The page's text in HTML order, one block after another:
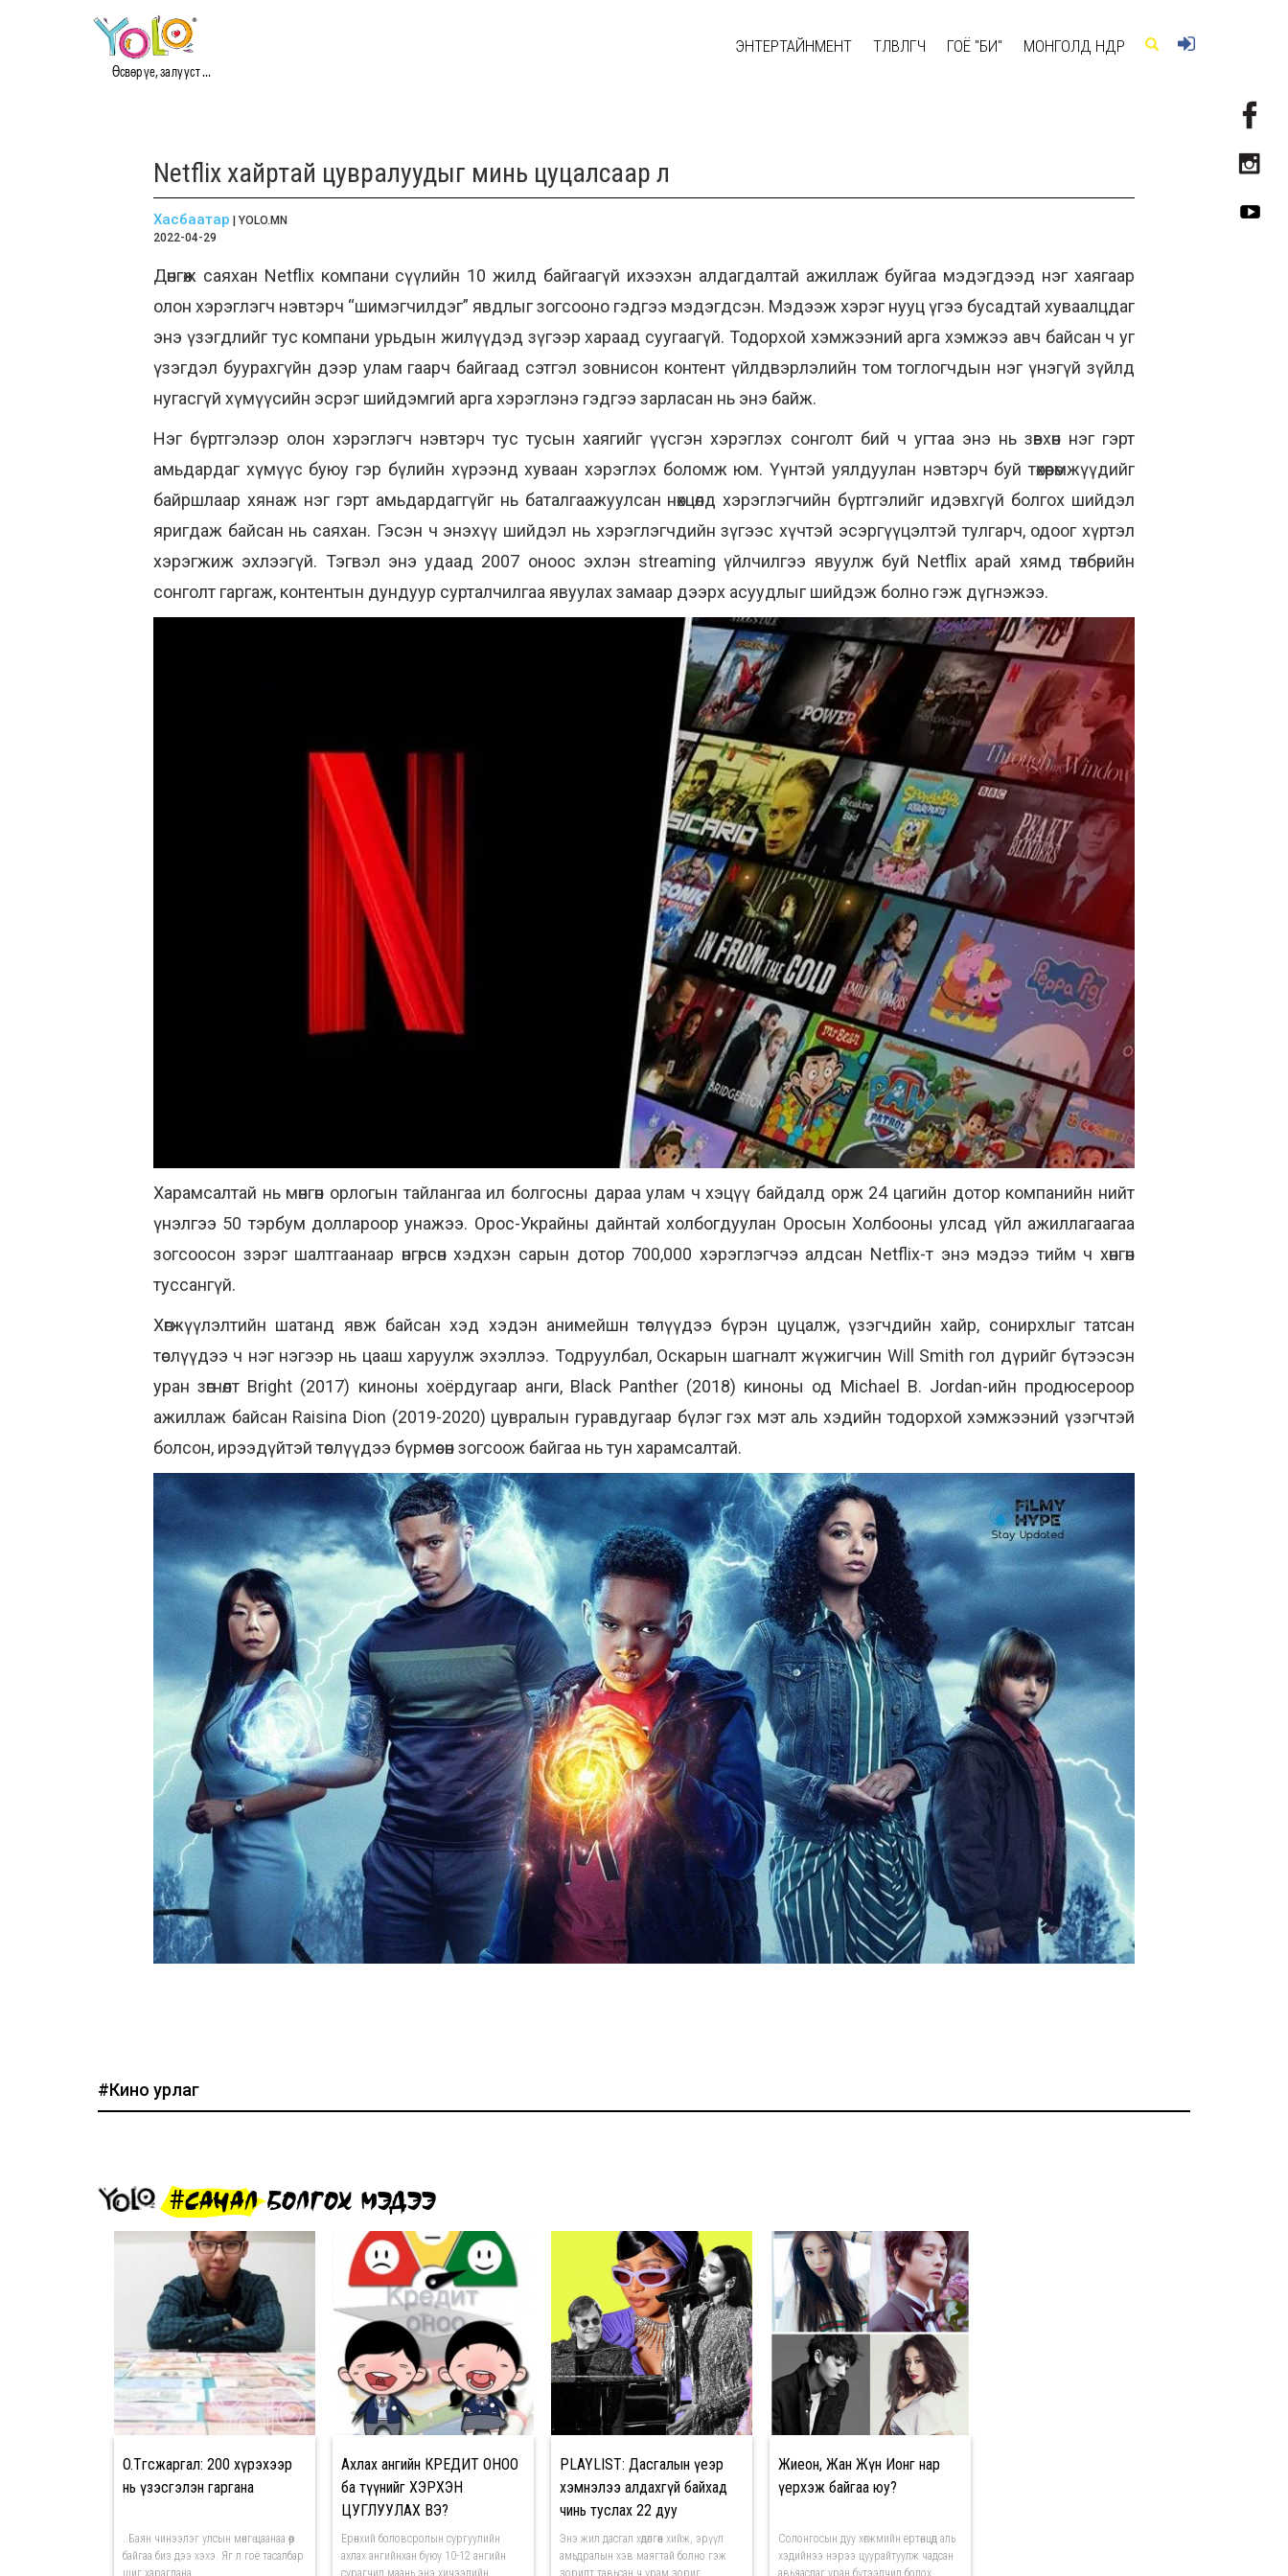
Өсвөр үе, залууст ...
ЭНТЕРТАЙНМЕНТ ТӨЛӨВЛӨГЧ ГОЁ "БИ" МОНГОЛД ӨНӨӨДӨР
Netflix хайртай цувралуудыг минь цуцалсаар л
Хасбаатар | YOLO.MN
2022-04-29
Дөнгөж саяхан Netflix компани сүүлийн 10 жилд байгаагүй ихээхэн алдагдалтай ажиллаж буйгаа мэдэгдээд нэг хаягаар
олон хэрэглэгч нэвтэрч “шимэгчилдэг” явдлыг зогсооно гэдгээ мэдэгдсэн. Мэдээж хэрэг нууц үгээ бусадтай хуваалцдаг
энэ үзэгдлийг тус компани урьдын жилүүдэд зүгээр хараад суугаагүй. Тодорхой хэмжээний арга хэмжээ авч байсан ч уг
үзэгдэл буурахгүйн дээр улам гаарч байгаад сэтгэл зовнисон контент үйлдвэрлэлийн том тоглогчдын нэг үнэгүй зүйлд
нугасгүй хүмүүсийн эсрэг шийдэмгий арга хэрэглэнэ гэдгээ зарласан нь энэ байж.
Нэг бүртгэлээр олон хэрэглэгч нэвтэрч тус тусын хаягийг үүсгэн хэрэглэх сонголт бий ч угтаа энэ нь зөвхөн нэг гэрт
амьдардаг хүмүүс буюу гэр бүлийн хүрээнд хуваан хэрэглэх боломж юм. Үүнтэй уялдуулан нэвтэрч буй төхөөрөмжүүдийг
байршлаар хянаж нэг гэрт амьдардаггүйг нь баталгаажуулсан нөхцөлд хэрэглэгчийн бүртгэлийг идэвхгүй болгох шийдэл
яригдаж байсан нь саяхан. Гэсэн ч энэхүү шийдэл нь хэрэглэгчдийн зүгээс хүчтэй эсэргүүцэлтэй тулгарч, одоог хүртэл
хэрэгжиж эхлээгүй. Тэгвэл энэ удаад 2007 оноос эхлэн streaming үйлчилгээ явуулж буй Netflix арай хямд төлбөрийн
сонголт гаргаж, контентын дундуур сурталчилгаа явуулах замаар дээрх асуудлыг шийдэж болно гэж дүгнэжээ.
Харамсалтай нь мөнгөн орлогын тайлангаа ил болгосны дараа улам ч хэцүү байдалд орж 24 цагийн дотор компанийн нийт
үнэлгээ 50 тэрбум доллароор унажээ. Орос-Украйны дайнтай холбогдуулан Оросын Холбооны улсад үйл ажиллагаагаа
зогсоосон зэрэг шалтгаанаар өнгөрсөн хэдхэн сарын дотор 700,000 хэрэглэгчээ алдсан Netflix-т энэ мэдээ тийм ч хөнгөн
туссангүй.
Хөгжүүлэлтийн шатанд явж байсан хэд хэдэн анимейшн төслүүдээ бүрэн цуцалж, үзэгчдийн хайр, сонирхлыг татсан
төслүүдээ ч нэг нэгээр нь цааш харуулж эхэллээ. Тодруулбал, Оскарын шагналт жүжигчин Will Smith гол дүрийг бүтээсэн
уран зөгнөлт Bright (2017) киноны хоёрдугаар анги, Black Panther (2018) киноны од Michael B. Jordan-ийн продюсероор
ажиллаж байсан Raisinа Dion (2019-2020) цувралын гуравдугаар бүлэг гэх мэт аль хэдийн тодорхой хэмжээний үзэгчтэй
болсон, ирээдүйтэй төслүүдээ бүрмөсөн зогсоож байгаа нь тун харамсалтай.
#Кино урлаг
#САНАЛ БОЛГОХ МЭДЭЭ
O.Төгсжаргал: 200 хүрэхээр
нь үзэсгэлэн гаргана
..Баян чинээлэг улсын мөнгө цаанаа өөр
байгаа биз дээ хэхэ. Яг л гоё тасалбар
шиг харагдана...
Ахлах ангийн КРЕДИТ ОНОО
ба түүнийг ХЭРХЭН
ЦУГЛУУЛАХ ВЭ?
Ерөнхий боловсролын сургуулийн
ахлах ангийнхан буюу 10-12 ангийн
сурагчид маань энэ хичээлийн
PLAYLIST: Дасгалын үеэр
хэмнэлээ алдахгүй байхад
чинь туслах 22 дуу
Энэ жил дасгал хөдөлгөөн хийж, эрүүл
амьдралын хэв маягтай болно гэж
зорилт тавьсан ч урам зориг
Жиеон, Жан Жүн Ионг нар
үерхэж байгаа юу?
Солонгосын дуу хөгжмийн ертөнцөд аль
хэдийнээ нэрээ цуурайтуулж чадсан
авьяаслаг уран бүтээлчид болох